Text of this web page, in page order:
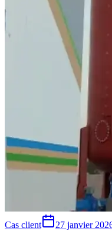
Cas client 27 janvier